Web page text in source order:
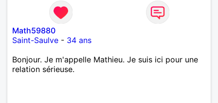
Math59880
Saint-Saulve - 34 ans
Bonjour. Je m'appelle Mathieu. Je suis ici pour une
relation sérieuse.